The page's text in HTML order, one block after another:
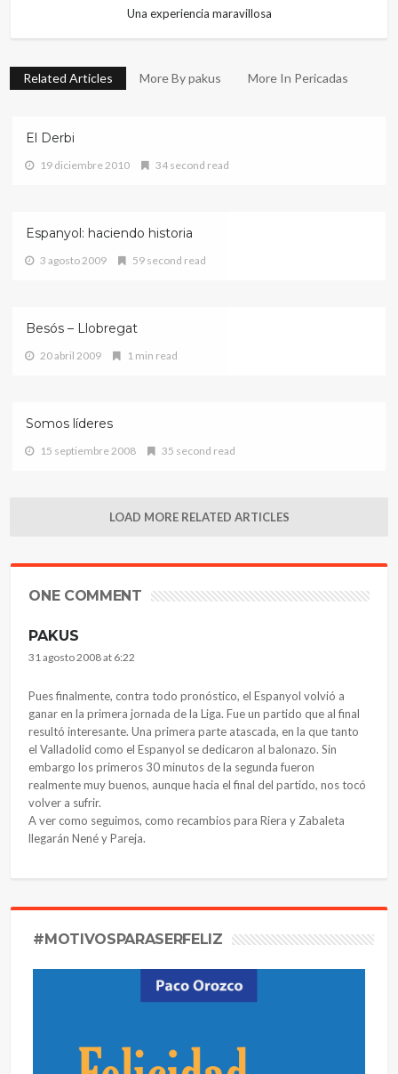
Una experiencia maravillosa
Related Articles More By pakus More In Pericadas
El Derbi
19 diciembre 2010 34 second read
Espanyol: haciendo historia
3 agosto 2009 59 second read
Besós – Llobregat
20 abril 2009 1 min read
Somos líderes
15 septiembre 2008 35 second read
LOAD MORE RELATED ARTICLES
ONE COMMENT
PAKUS
31 agosto 2008 at 6:22
Pues finalmente, contra todo pronóstico, el Espanyol volvió a
ganar en la primera jornada de la Liga. Fue un partido que al final
resultó interesante. Una primera parte atascada, en la que tanto
el Valladolid como el Espanyol se dedicaron al balonazo. Sin
embargo los primeros 30 minutos de la segunda fueron
realmente muy buenos, aunque hacia el final del partido, nos tocó
volver a sufrir.
A ver como seguimos, como recambios para Riera y Zabaleta
llegarán Nené y Pareja.
#MOTIVOSPARASERFELIZ